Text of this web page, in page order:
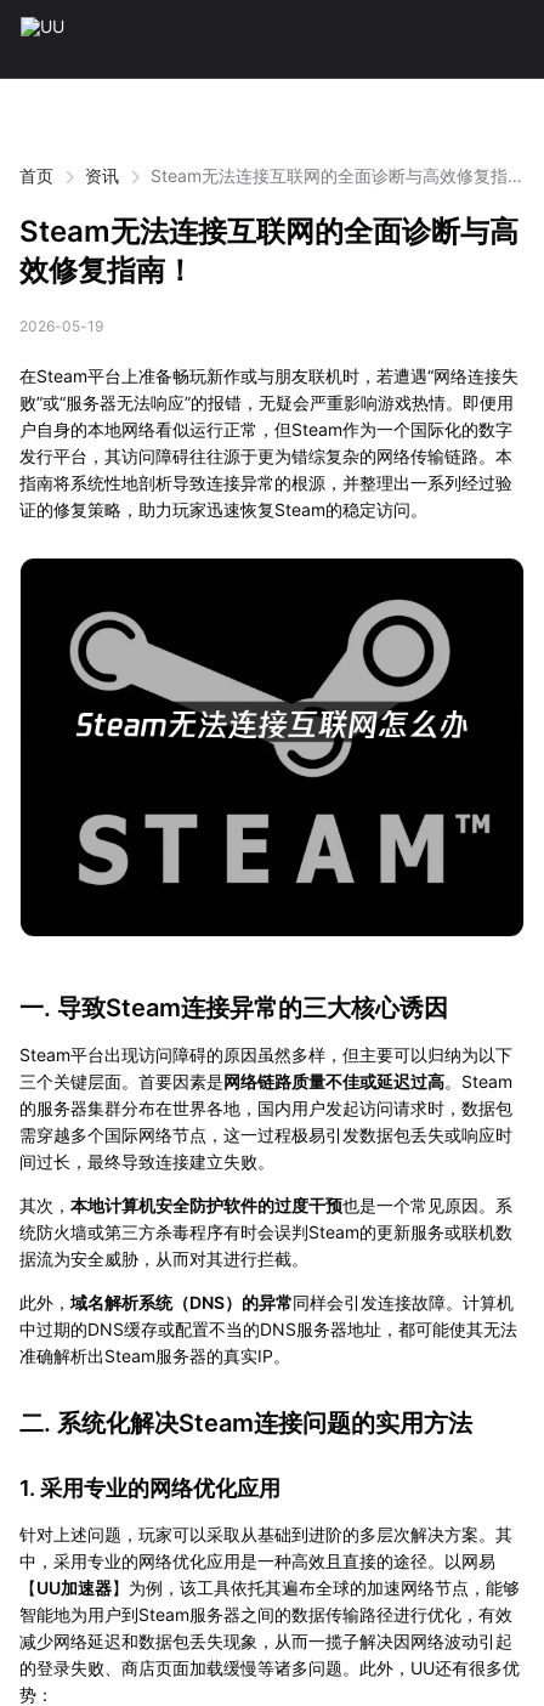
首页 资讯
Steam无法连接互联网的全面诊断与高效修复指
Steam无法连接互联网的全面诊断与高
效修复指南！
2026-05-19
在Steam平台上准备畅玩新作或与朋友联机时，若遭遇“网络连接失
败”或“服务器无法响应”的报错，无疑会严重影响游戏热情。即便用
户自身的本地网络看似运行正常，但Steam作为一个国际化的数字
发行平台，其访问障碍往往源于更为错综复杂的网络传输链路。本
指南将系统性地剖析导致连接异常的根源，并整理出一系列经过验
证的修复策略，助力玩家迅速恢复Steam的稳定访问。
一. 导致Steam连接异常的三大核心诱因
Steam平台出现访问障碍的原因虽然多样，但主要可以归纳为以下
三个关键层面。首要因素是网络链路质量不佳或延迟过高。Steam
的服务器集群分布在世界各地，国内用户发起访问请求时，数据包
需穿越多个国际网络节点，这一过程极易引发数据包丢失或响应时
间过长，最终导致连接建立失败。
其次， 本地计算机安全防护软件的过度干预也是一个常见原因。系
统防火墙或第三方杀毒程序有时会误判Steam的更新服务或联机数
据流为安全威胁，从而对其进行拦截。
此外， 域名解析系统（DNS）的异常同样会引发连接故障。计算机
中过期的DNS缓存或配置不当的DNS服务器地址，都可能使其无法
准确解析出Steam服务器的真实IP。
二. 系统化解决Steam连接问题的实用方法
1. 采用专业的网络优化应用
针对上述问题，玩家可以采取从基础到进阶的多层次解决方案。其
中，采用专业的网络优化应用是一种高效且直接的途径。以网易
【UU加速器】为例，该工具依托其遍布全球的加速网络节点，能够
智能地为用户到Steam服务器之间的数据传输路径进行优化，有效
减少网络延迟和数据包丢失现象，从而一揽子解决因网络波动引起
的登录失败、商店页面加载缓慢等诸多问题。此外，UU还有很多优
势：